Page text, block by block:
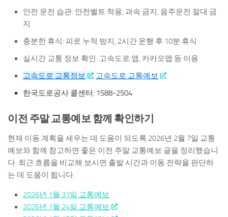
안전 운전 습관: 안전벨트 착용, 과속 금지, 음주운전 절대 금
지
충분한 휴식: 피로 누적 방지, 2시간 운행 후 10분 휴식
실시간 교통 정보 확인: 고속도로 앱, 카카오맵 등 이용
고속도로 교통정보
, 고속도로 교통예보
한국도로공사 콜센터: 1588-2504
이전 주말 교통예보 함께 확인하기
현재 이동 계획을 세우는 데 도움이 되도록 2026년 2월 7일 교통
예보와 함께 참고하면 좋은 이전 주말 교통예보 글을 정리했습니
다. 최근 흐름을 비교해 보시면 출발 시간과 이동 전략을 판단하
는 데 도움이 됩니다.
2026년 1월 31일 교통예보
2026년 1월 24일 교통예보